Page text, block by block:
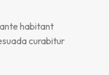
habitant
curabitur